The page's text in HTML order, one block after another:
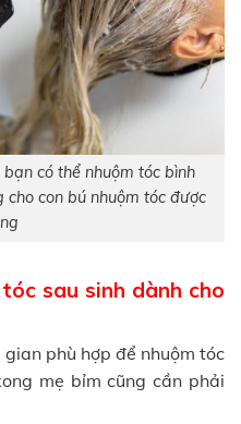
có thể nhuộm tóc bình
con bú nhuộm tóc được
sau sinh dành cho
phù hợp để nhuộm tóc
mẹ bỉm cũng cần phải